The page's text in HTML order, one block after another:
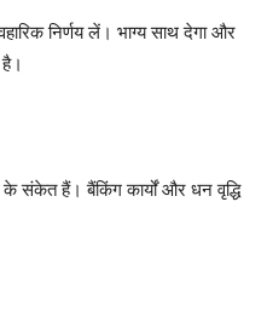
निर्णय लें। भाग्य साथ देगा और
संकेत हैं। बैंकिंग कार्यों और धन वृद्धि